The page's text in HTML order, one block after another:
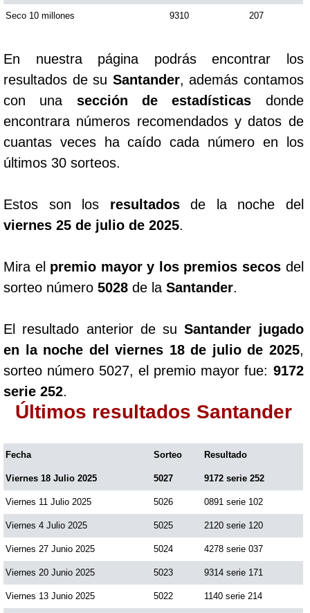
Seco 10 millones 9310 207
En nuestra página podrás encontrar los
resultados de su Santander, además contamos
con una sección de estadísticas donde
encontrara números recomendados y datos de
cuantas veces ha caído cada número en los
últimos 30 sorteos.
Estos son los resultadosde la noche del
viernes 25 de julio de 2025.
Mira el premio mayor y los premios secosdel
sorteo número 5028 de la Santander.
El resultado anterior de suSantander jugado
en la noche del viernes 18 de julio de 2025,
sorteo número 5027, el premio mayor fue: 9172
serie 252.
Últimos resultados Santander
Fecha Sorteo Resultado
Viernes 18 Julio 2025 5027 9172 serie 252
Viernes 11 Julio 2025 5026 0891 serie 102
Viernes 4 Julio 2025 5025 2120 serie 120
Viernes 27 Junio 2025 5024 4278 serie 037
Viernes 20 Junio 2025 5023 9314 serie 171
Viernes 13 Junio 2025 5022 1140 serie 214